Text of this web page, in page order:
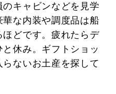
キャビンなどを見学
な内装や調度品は船
どです。疲れたらデ
休み。ギフトショッ
ないお土産を探して